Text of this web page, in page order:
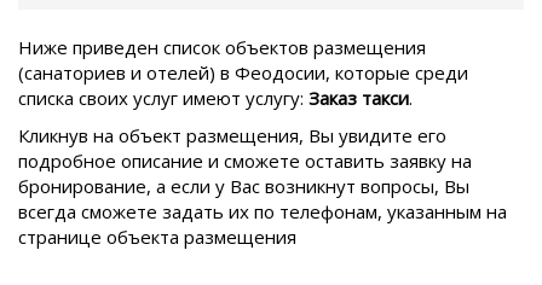
Ниже приведен список объектов размещения
(санаториев и отелей) в Феодосии, которые среди
списка своих услуг имеют услугу: Заказ такси.
Кликнув на объект размещения, Вы увидите его
подробное описание и сможете оставить заявку на
бронирование, а если у Вас возникнут вопросы, Вы
всегда сможете задать их по телефонам, указанным на
странице объекта размещения